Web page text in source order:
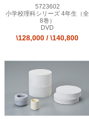
5723602
小学校理科シリーズ 4年生（全
8巻）
DVD
\128,000 / \140,800